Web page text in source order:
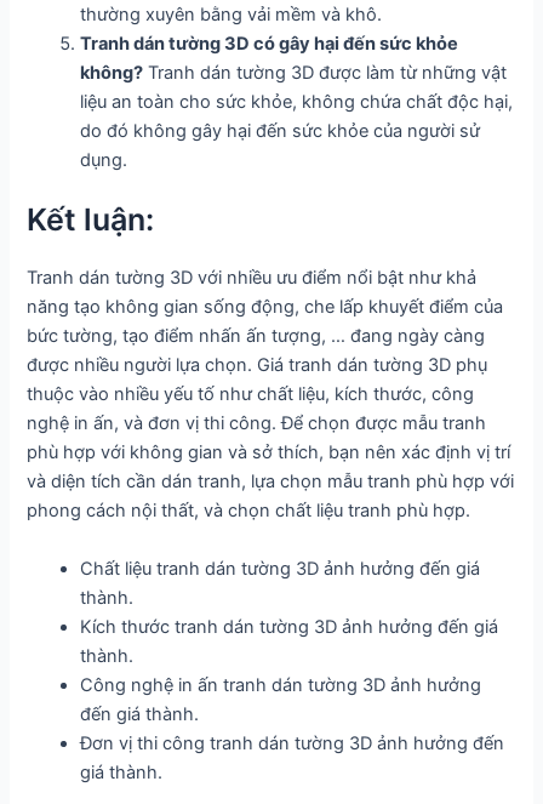
thường xuyên bằng vải mềm và khô.
Tranh dán tường 3D có gây hại đến sức khỏe
không? Tranh dán tường 3D được làm từ những vật
liệu an toàn cho sức khỏe, không chứa chất độc hại,
do đó không gây hại đến sức khỏe của người sử
dụng.
Kết luận:
Tranh dán tường 3D với nhiều ưu điểm nổi bật như khả
năng tạo không gian sống động, che lấp khuyết điểm của
bức tường, tạo điểm nhấn ấn tượng, … đang ngày càng
được nhiều người lựa chọn. Giá tranh dán tường 3D phụ
thuộc vào nhiều yếu tố như chất liệu, kích thước, công
nghệ in ấn, và đơn vị thi công. Để chọn được mẫu tranh
phù hợp với không gian và sở thích, bạn nên xác định vị trí
và diện tích cần dán tranh, lựa chọn mẫu tranh phù hợp với
phong cách nội thất, và chọn chất liệu tranh phù hợp.
Chất liệu tranh dán tường 3D ảnh hưởng đến giá
thành.
Kích thước tranh dán tường 3D ảnh hưởng đến giá
thành.
Công nghệ in ấn tranh dán tường 3D ảnh hưởng
đến giá thành.
Đơn vị thi công tranh dán tường 3D ảnh hưởng đến
giá thành.